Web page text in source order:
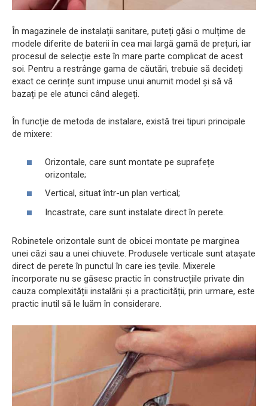
În magazinele de instalații sanitare, puteți găsi o mulțime de
modele diferite de baterii în cea mai largă gamă de prețuri, iar
procesul de selecție este în mare parte complicat de acest
soi. Pentru a restrânge gama de căutări, trebuie să decideți
exact ce cerințe sunt impuse unui anumit model și să vă
bazați pe ele atunci când alegeți.
În funcție de metoda de instalare, există trei tipuri principale
de mixere:
Orizontale, care sunt montate pe suprafețe
orizontale;
Vertical, situat într-un plan vertical;
Incastrate, care sunt instalate direct în perete.
Robinetele orizontale sunt de obicei montate pe marginea
unei căzi sau a unei chiuvete. Produsele verticale sunt atașate
direct de perete în punctul în care ies țevile. Mixerele
încorporate nu se găsesc practic în construcțiile private din
cauza complexității instalării și a practicității, prin urmare, este
practic inutil să le luăm în considerare.